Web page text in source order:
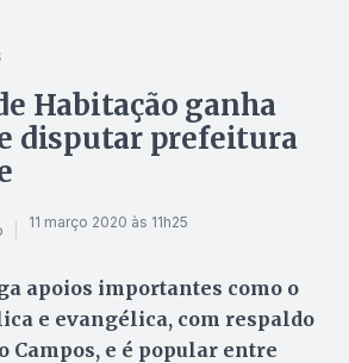
Habitação ganha
disputar prefeitura
11 março 2020 às 11h25
apoios importantes como o
e evangélica, com respaldo
Campos, e é popular entre